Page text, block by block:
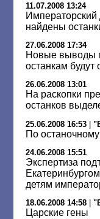
11.07.2008 13:24
Императорский
найдены
27.06.2008 17:34
Новые выводы
останкам
26.06.2008 13:01
На раскопки
останков
25.06.2008 16:53
По
24.06.2008 15:51
Экспертиза
детям
18.06.2008 14:58
Царские гены